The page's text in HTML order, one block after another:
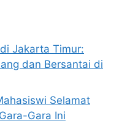
Jakarta Timur:
dan Bersantai di
Selamat
Gara Ini